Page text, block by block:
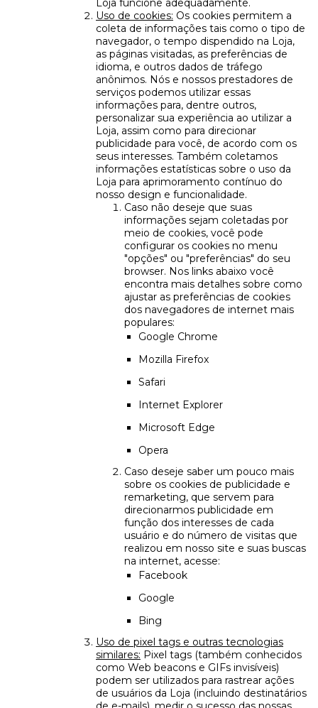
Uso de cookies: Os cookies permitem a
coleta de informações tais como o tipo de
navegador, o tempo dispendido na Loja,
as páginas visitadas, as preferências de
idioma, e outros dados de tráfego
anônimos. Nós e nossos prestadores de
serviços podemos utilizar essas
informações para, dentre outros,
personalizar sua experiência ao utilizar a
Loja, assim como para direcionar
publicidade para você, de acordo com os
seus interesses. Também coletamos
informações estatísticas sobre o uso da
Loja para aprimoramento contínuo do
nosso design e funcionalidade.
Caso não deseje que suas
informações sejam coletadas por
meio de cookies, você pode
configurar os cookies no menu
"opções" ou "preferências" do seu
browser. Nos links abaixo você
encontra mais detalhes sobre como
ajustar as preferências de cookies
dos navegadores de internet mais
populares:
Google Chrome
Mozilla Firefox
Safari
Internet Explorer
Microsoft Edge
Opera
Caso deseje saber um pouco mais
sobre os cookies de publicidade e
remarketing, que servem para
direcionarmos publicidade em
função dos interesses de cada
usuário e do número de visitas que
realizou em nosso site e suas buscas
na internet, acesse:
Facebook
Google
Bing
Uso de pixel tags e outras tecnologias
similares: Pixel tags (também conhecidos
como Web beacons e GIFs invisíveis)
podem ser utilizados para rastrear ações
de usuários da Loja (incluindo destinatários